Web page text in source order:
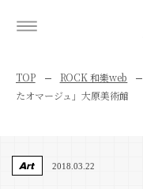
TOP ROCK 和樂web
たオマージュ」大原美術館
Art 2018.03.22